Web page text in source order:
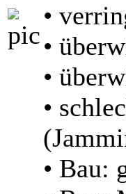
•
•
•
•
• Bau: